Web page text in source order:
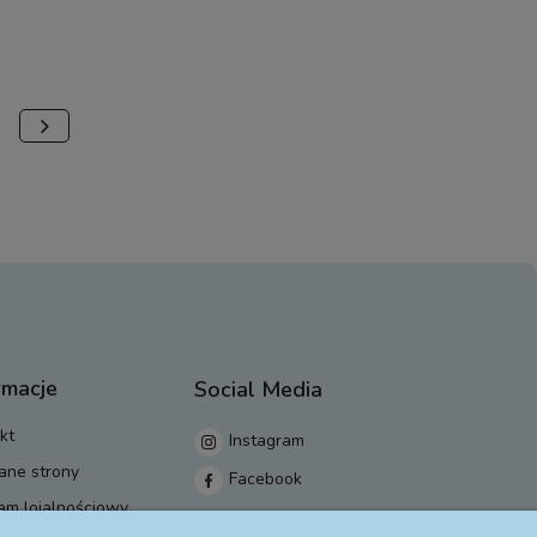
strony
lojalnościowy
Social Media
Instagram
Facebook